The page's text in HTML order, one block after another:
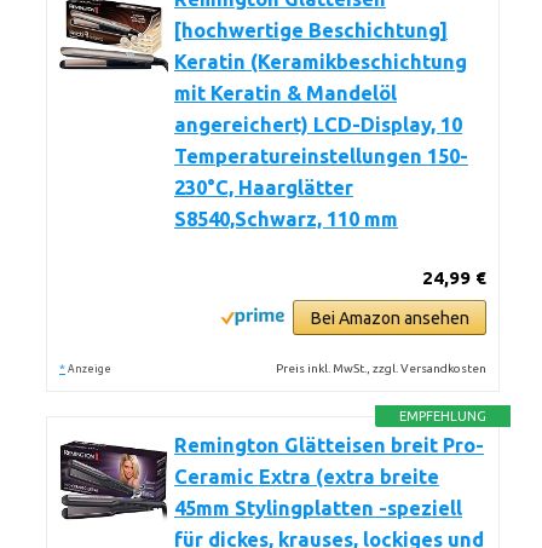
[hochwertige Beschichtung]
Keratin (Keramikbeschichtung
mit Keratin & Mandelöl
angereichert) LCD-Display, 10
Temperatureinstellungen 150-
230°C, Haarglätter
S8540,Schwarz, 110 mm
24,99 €
Bei Amazon ansehen
* Anzeige Preis inkl. MwSt., zzgl. Versandkosten
EMPFEHLUNG
Remington Glätteisen breit Pro-
Ceramic Extra (extra breite
45mm Stylingplatten -speziell
für dickes, krauses, lockiges und